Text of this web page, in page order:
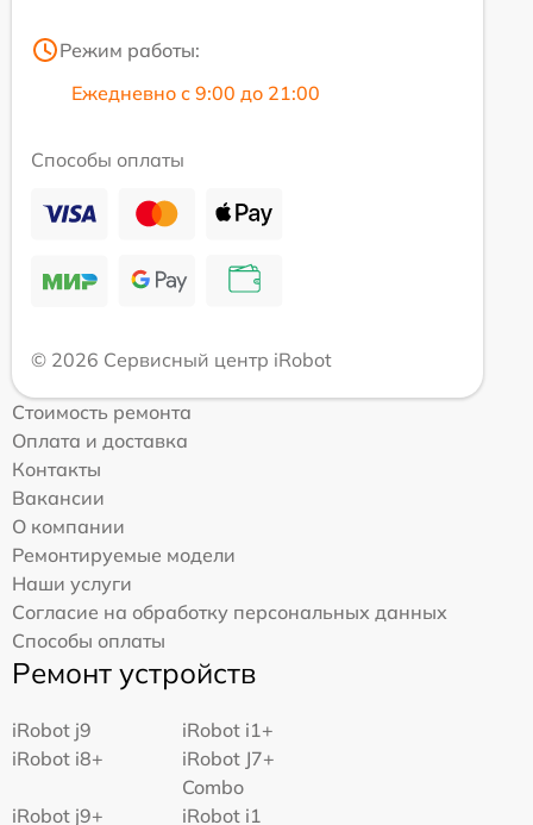
Режим работы:
Ежедневно с 9:00 до 21:00
Способы оплаты
© 2026 Сервисный центр iRobot
Стоимость ремонта
Оплата и доставка
Контакты
Вакансии
О компании
Ремонтируемые модели
Наши услуги
Согласие на обработку персональных данных
Способы оплаты
Ремонт устройств
iRobot j9
iRobot i1+
iRobot i8+
iRobot J7+
Combo
iRobot j9+
iRobot i1